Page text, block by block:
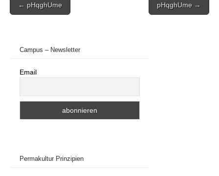
navigation
← pHqghUme pHqghUme →
Campus – Newsletter
Email
Permakultur Prinzipien